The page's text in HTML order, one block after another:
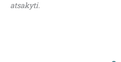
atsakyti.